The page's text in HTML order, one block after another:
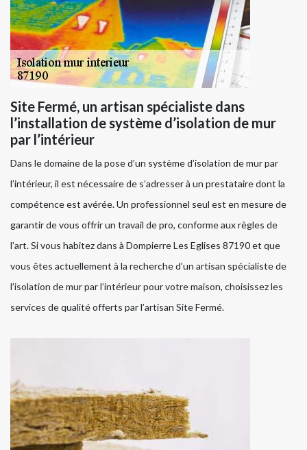
Site Fermé, un artisan spécialiste dans
l’installation de système d’isolation de mur
par l’intérieur
Dans le domaine de la pose d’un système d’isolation de mur par
l’intérieur, il est nécessaire de s’adresser à un prestataire dont la
compétence est avérée. Un professionnel seul est en mesure de
garantir de vous offrir un travail de pro, conforme aux règles de
l’art. Si vous habitez dans à Dompierre Les Eglises 87190 et que
vous êtes actuellement à la recherche d’un artisan spécialiste de
l’isolation de mur par l’intérieur pour votre maison, choisissez les
services de qualité offerts par l’artisan Site Fermé.